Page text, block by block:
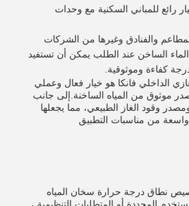
رائع للمباني السكنية مع وحدات
والفنادق وغيرها من الشركات
الساخن عند الطلب يمكن أن تستفيد
كفاءة وموثوقية.
الداخلي فانكا هو خيار فعال وعملي
من المياه الساخنة.إلى جانب
وقود الغاز الطبيعي، مما يجعلها
واسعة من مناسبات التطبيق
نطاق درجة حرارة سخان المياه